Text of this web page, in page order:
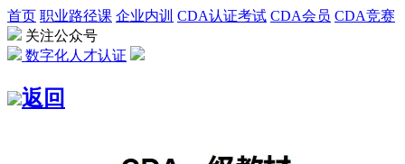
首页 职业路径课 企业内训 CDA认证考试 CDA会员 CDA竞赛
关注公众号
数字化人才认证
返回